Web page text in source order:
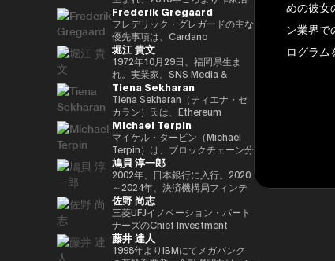
就任(9月) 令和3(2021)年 第49回
衆院選で94,530票を得て5期目当
選 令和6(2024)年 第50回衆院選
で89,899票を得て6期目当選
2025.05.01 現在 ※1 1993年4月
~2005年8月 大蔵省(現・財務省)
在職 1997年7月~1999年6月 外務
省出向(中近東第一課) 2000年7月
~2001年6月 金融庁 証券取引等監
視委員会 2001年7月~2002年6月
国税庁 大阪国税局総務課長 2002
年7月~2005年6月 内閣府出向(特
命担当大臣秘書専門官) 2005年7
月~2005年8月 財務省主計局主査
年初代デジタル大臣就任。現在、
デジタル社会推進本部長。
べき非生産性の世界」「夜明け前
のPLAYERS」「成田悠輔の聞か
れちゃいけない話」「walk」
「書く気がおきない」など。
グローバルなデジタル資産業界で
最も著名かつ影響力のある人物の
一人として Forbes誌 の表紙を飾
りました。 また、Forbes「30
Under 30（コンシューマー・テ
クノロジー部門）」に複数回選出
されるなど、国際的に高い評価を
受けています。 2025年8月に
は、Blue Origin の NS-34ミッシ
ョン に搭乗し、世界で712人目の
宇宙飛行士として宇宙へ渡航しま
した。 その関心分野は、テクノ
ロジー、投資、アート、慈善活
動、ゲーム、そして宇宙探査に及
びます。
ピアレビューに基づいて開発され
たことが特徴で、金融包摂とスマ
ートコントラクトの普及を目指し
ています。現在はInput Output
Global（IOG）のCEOとしてカ
ルダノの技術開発を主導していま
す。
Brandsは、世界的なブロックチ
ェーンおよびゲーム分野のリーダ
ー企業であり、世界中のゲーマー
やインターネット利用者にデジタ
ル上の財産権を提供することを使
命としています。これにより、新
たな資産クラス、Play-and-Earn
経済、そしてオープン・メタバー
スの構築に寄与する、より公平な
デジタルの枠組みの実現を目指し
ています。 Yat氏は1990年に
Atari Germanyでキャリアをスタ
ートさせました。1995年には香
港に移り、アジア初の無料ウェブ
ページおよび無料メールサービス
提供企業であるHong Kong
Cybercity/Freenationを設立し
ました。1998年には、多言語対
応のホワイトラベルWebサービ
スの先駆者として高く評価された
動を始める。境界領域における物
化や変換、質量への憧憬をモチー
フに作品を展開。筑波大学/東京
大学准教授、2025年日本国際博
覧会（大阪・関西万博）テーマ事
業プロデューサー。写真集「質量
への憧憬（amana・2019）」
NFT作品「Re-Digitalization of
Waves(foundation・2021)」な
ど。2016年PrixArsElectronica栄
誉賞 、EUよりSTARTSPrize受
賞、
2019SXSWCreativeExperienceARROWAwards
受賞。Apollo Magazine 40
UNDER 40 ART andTECH、
Asia Digital Art Award優秀賞、
文化庁メディア芸術祭アート部門
審査委員会推薦作品多数。
Frederik Gregaard
フレデリック・グレガードの主な
優先事項は、Cardano
Foundation における導入戦略を
推進し、各ミッションの統合およ
び実行を主導するとともに、
Cardano を活用した包括的かつ
公平な成長を実現するための迅速
な価値創出を可能にすることで
す。 同財団に参画する以前は、
スイスおよびスカンジナビア諸国
において17年以上にわたり、プ
ロフェッショナルサービスおよび
金融業界に従事し、資本市場、デ
ジタル資産運用、プライベートバ
ンキング、トレーディング・イン
フラストラクチャー分野に注力し
てきました。
堀江 貴文
1972年10月29日、福岡県生ま
れ。実業家。SNS Media &
Consulting株式会社 ファウンダ
ー。 現在はロケット開発や、ア
プリのプロデュース、また予防医
療普及協会として予防医療を啓蒙
する等 様々な分野で活動する。
会員制オンラインサロン『堀江貴
文イノベーション大学校
（HIU）』では、700名近い会員
とともに多彩なプロジェクトを展
開している。
http://salon.horiemon.com 著
書 『金を使うならカラダに使
え。』『ＣｈａｔＧＰＴ ｖｓ．
未来のない仕事をする人たち』
Tiena Sekharan
Tiena Sekharan（ティエナ・セ
カラン）氏は、Ethereum
Foundationのアジア太平洋
（APAC）地域におけるHead of
Institutionsを務めており、エン
タープライズ分野での導入推進を
通じてEthereumエコシステムの
発展をリードしています。 キャ
リアは伝統的な金融業界からスタ
ートし、Lehman Brothers、
BNP Paribas、JPMorganなどで
要職を歴任しました。 Ethereum
Foundation参画前は、
Michael Terpin
マイケル・ターピン（Michael
Terpin）は、ブロックチェーン分
野の投資およびアドバイザリー会
社 Transform Ventures の創業者
兼CEOであり、また Supercycle
Genesis Partners, LP のCEO兼
最高投資責任者（CIO）を務めて
いる。同ファンドは、ビットコイ
ン専業としては世界初のアルゴリ
ズム型暗号資産ヘッジファンドで
鳩貝 淳一郎
2002年、日本銀行に入行。2020
～2024年、決済機構局フィンテ
ックグループ長。2024〜2025
年、FinTech副センター長、デジ
タル通貨検証グループ長。2025
年7月より出向し、現職。2025年
4月より東京大学大学院経済学研
佐野 尚志
三菱UFJイノベーション・パート
ナーズのChief Investment
Officerとして、AUM 800億円の
ファンドにおいて日・米・アジア
藤井 達人
1998年よりIBMにてメガバンク
めの彼女
ン業界
ログラム